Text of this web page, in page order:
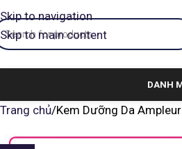
Skip to navigation
Skip to main content
DANH
Trang chủ Kem Dưỡng Da